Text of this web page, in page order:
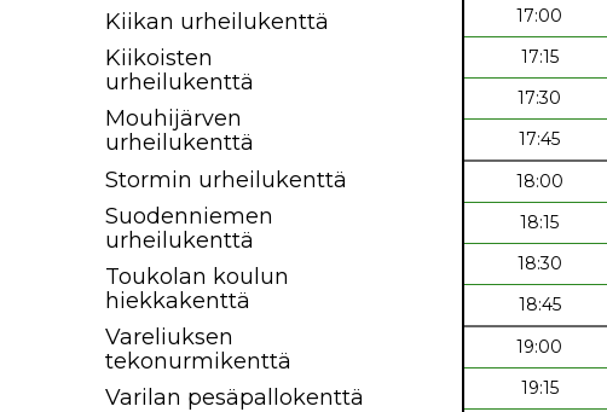
Kiikan urheilukenttä
Kiikoisten
urheilukenttä
Mouhijärven
urheilukenttä
Stormin urheilukenttä
Suodenniemen
urheilukenttä
Toukolan koulun
hiekkakenttä
Vareliuksen
tekonurmikenttä
Varilan pesäpallokenttä
17:00
17:15
17:30
17:45
18:00
18:15
18:30
18:45
19:00
19:15